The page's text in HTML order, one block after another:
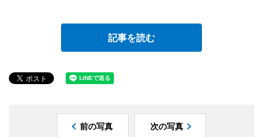
記事を読む
前の写真 次の写真